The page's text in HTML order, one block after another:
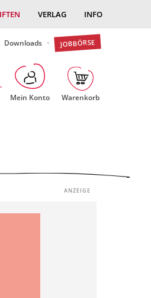
VERLAG INFO
Downloads JOBBÖRSE
Mein Konto Warenkorb